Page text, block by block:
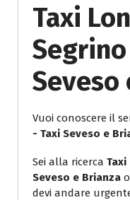
Taxi
Seveso
Vuoi conoscere il
- Taxi Seveso e
Sei alla ricerca
Seveso e Brianza
devi andare